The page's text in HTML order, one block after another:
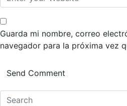
Guarda mi nombre, correo
navegador para la próxima vez